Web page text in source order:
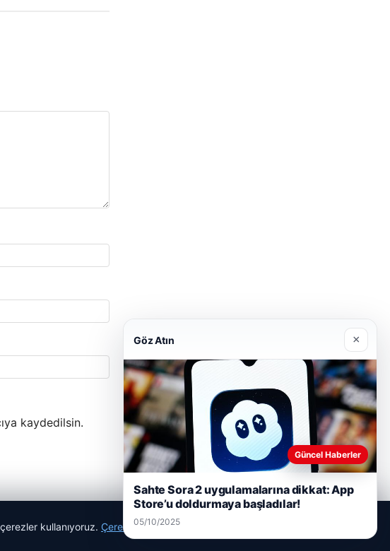
kaydedilsin.
kullanıyoruz. Çerez Politikamız
Göz Atın ×
Güncel Haberler
Sahte Sora 2 uygulamalarına dikkat: App
Store’u doldurmaya başladılar!
05/10/2025